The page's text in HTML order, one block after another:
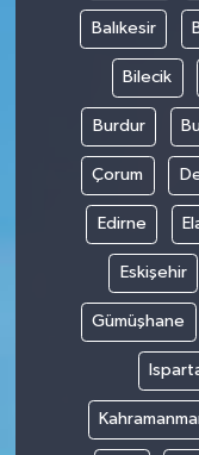
Balıkesir
Bilecik
Burdur
Çorum
Edirne
Eskişehir
Gümüşhane
TEKNOLOJİ
TURİZM
VİDEO HABER
YAŞAM